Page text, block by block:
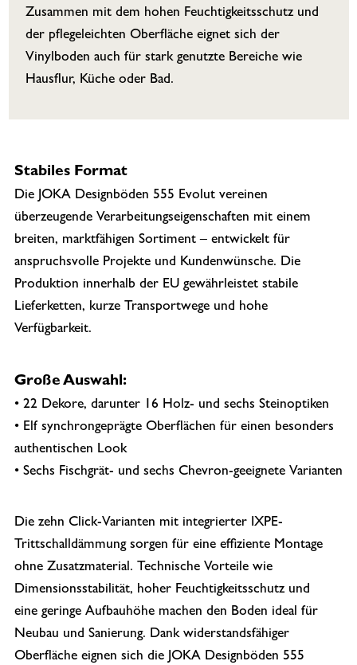
Zusammen mit dem hohen Feuchtigkeitsschutz und
der pflegeleichten Oberfläche eignet sich der
Vinylboden auch für stark genutzte Bereiche wie
Hausflur, Küche oder Bad.
Stabiles Format
Die JOKA Designböden 555 Evolut vereinen
überzeugende Verarbeitungseigenschaften mit einem
breiten, marktfähigen Sortiment – entwickelt für
anspruchsvolle Projekte und Kundenwünsche. Die
Produktion innerhalb der EU gewährleistet stabile
Lieferketten, kurze Transportwege und hohe
Verfügbarkeit.
Große Auswahl:
• 22 Dekore, darunter 16 Holz- und sechs Steinoptiken
• Elf synchrongeprägte Oberflächen für einen besonders
authentischen Look
• Sechs Fischgrät- und sechs Chevron-geeignete Varianten
Die zehn Click-Varianten mit integrierter IXPE-
Trittschalldämmung sorgen für eine effiziente Montage
ohne Zusatzmaterial. Technische Vorteile wie
Dimensionsstabilität, hoher Feuchtigkeitsschutz und
eine geringe Aufbauhöhe machen den Boden ideal für
Neubau und Sanierung. Dank widerstandsfähiger
Oberfläche eignen sich die JOKA Designböden 555